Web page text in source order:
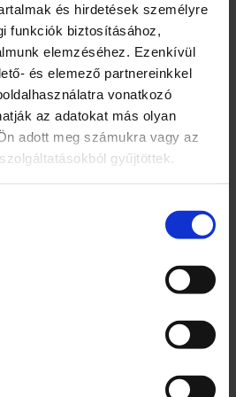
és hirdetések személyre
funkciók biztosításához,
elemzéséhez. Ezenkívül
és elemező partnereinkkel
vonatkozó
az adatokat más olyan
adott meg számukra vagy az
gyűjtöttek.
0,7 l
5990 Ft
7990Ft
11 db
–
ZWACK
UNICUM
40%
0.7L
mennyiség
+
Győri Pilóta vaníliás ízű